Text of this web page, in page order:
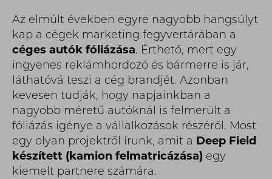
Az elmúlt években egyre nagyobb hangsúlyt
kap a cégek marketing fegyvertárában a
céges autók fóliázása. Érthető, mert egy
ingyenes reklámhordozó és bármerre is jár,
láthatóvá teszi a cég brandjét. Azonban
kevesen tudják, hogy napjainkban a
nagyobb méretű autóknál is felmerült a
fóliázás igénye a vállalkozások részéről. Most
egy olyan projektről írunk, amit a Deep Field
készített (kamion felmatricázása) egy
kiemelt partnere számára.